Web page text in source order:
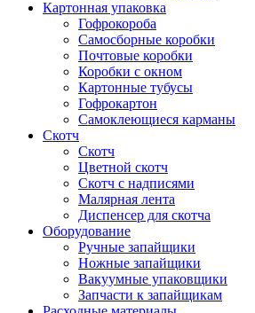
Картонная упаковка
Гофрокороба
Самосборные коробки
Почтовые коробки
Коробки с окном
Картонные тубусы
Гофрокартон
Самоклеющиеся карманы
Скотч
Скотч
Цветной скотч
Скотч с надписями
Малярная лента
Диспенсер для скотча
Оборудование
Ручные запайщики
Ножные запайщики
Вакуумные упаковщики
Запчасти к запайщикам